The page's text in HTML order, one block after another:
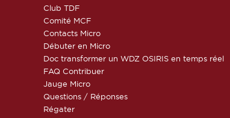
Club TDF
Comité MCF
Contacts Micro
Débuter en Micro
Doc transformer un WDZ OSIRIS en temps réel
FAQ Contribuer
Jauge Micro
Questions / Réponses
Régater